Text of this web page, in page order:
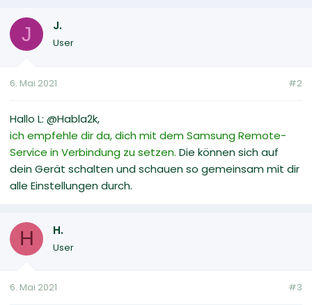
J J.
User
6. Mai 2021 #2
Hallo L: @Habla2k,
ich empfehle dir da, dich mit dem Samsung Remote-
Service in Verbindung zu setzen. Die können sich auf
dein Gerät schalten und schauen so gemeinsam mit dir
alle Einstellungen durch.
H H.
User
6. Mai 2021 #3